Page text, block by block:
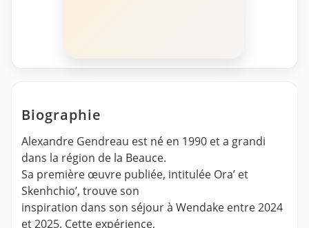
Biographie
Alexandre Gendreau est né en 1990 et a grandi
dans la région de la Beauce.
Sa première œuvre publiée, intitulée Ora’ et
Skenhchio’, trouve son
inspiration dans son séjour à Wendake entre 2024
et 2025. Cette expérience,